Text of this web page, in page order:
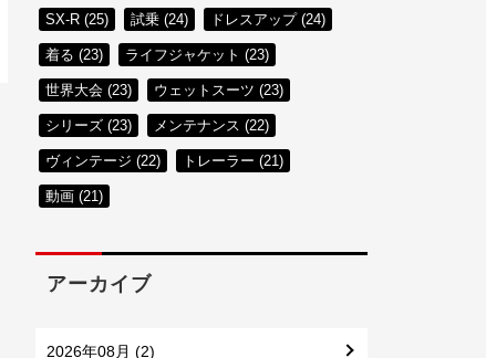
SX-R (25) 試乗 (24) ドレスアップ (24)
着る (23) ライフジャケット (23)
世界大会 (23) ウェットスーツ (23)
シリーズ (23) メンテナンス (22)
ヴィンテージ (22) トレーラー (21)
動画 (21)
アーカイブ
2026年08月 (2)